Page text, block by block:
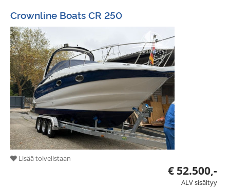
Crownline Boats CR 250
Lisää toivelistaan
€ 52.500,-
ALV sisältyy